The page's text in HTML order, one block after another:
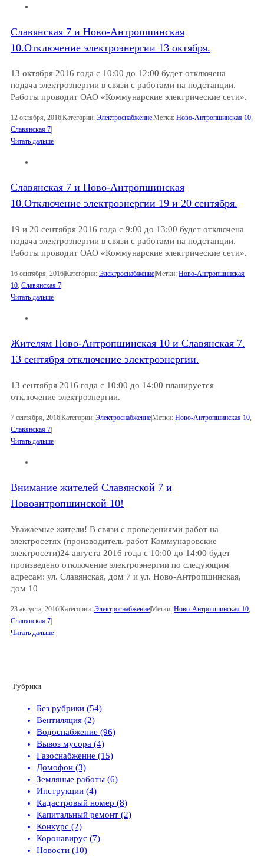
Славянская 7 и Ново-Антропшинская
10.Отключение электроэнергии 13 октября.
13 октября 2016 года с 10:00 до 12:00 будет отключена
подача электроэнергии в связи с работами на подстанции.
Работы проводит ОАО «Коммунарские электрические сети».
12 октября, 2016Категории: ЭлектроснабжениеМетки: Ново-Антропшинская 10,
Славянская 7
Читать дальше
Славянская 7 и Ново-Антропшинская
10.Отключение электроэнергии 19 и 20 сентября.
19 и 20 сентября 2016 года с 9:00 до 13:00 будет отключена
подача электроэнергии в связи с работами на подстанции.
Работы проводит ОАО «Коммунарские электрические сети».
16 сентября, 2016Категории: ЭлектроснабжениеМетки: Ново-Антропшинская
10, Славянская 7
Читать дальше
Жителям Ново-Антропшинская 10 и Славянская 7.
13 сентября oтключение электроэнергии.
13 сентября 2016 года с 10:00 до 14:00 планируется
отключение электроэнергии.
7 сентября, 2016Категории: ЭлектроснабжениеМетки: Ново-Антропшинская 10,
Славянская 7
Читать дальше
Внимание жителей Славянской 7 и
Новоантропшинской 10!
Уважаемые жители! В связи с проведениями работ на
электросетях (производитель работ Коммунаровские
электросети)24 августа 2016 года с 10:00 до 14:00 будет
произведено отключение электроэнергии по следующим
адресам: ул. Славянская, дом 7 и ул. Ново-Антропшинская,
дом 10
23 августа, 2016|Категории: Электроснабжение|Метки: Ново-Антропшинская 10
Славянская 7|
Читать дальше
Рубрики
Без рубрики (54)
Вентиляция (2)
Водоснабжение (96)
Вывоз мусора (4)
Газоснабжение (15)
Домофон (3)
Земляные работы (6)
Инструкции (4)
Кадастровый номер (8)
Капитальный ремонт (2)
Конкурс (2)
Коронавирус (7)
Новости (10)